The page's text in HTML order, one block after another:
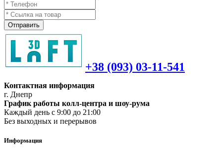
Отправить
+38 (093) 03-11-541
Контактная информация
г. Днепр
График работы колл-центра и шоу-рума
Каждый день с 9:00 до 21:00
Без выходных и перерывов
Информация